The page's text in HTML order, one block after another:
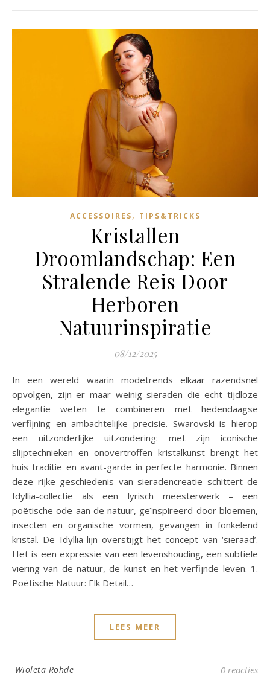
ACCESSOIRES, TIPS&TRICKS
Kristallen
Droomlandschap: Een
Stralende Reis Door
Herboren
Natuurinspiratie
08/12/2025
In een wereld waarin modetrends elkaar razendsnel
opvolgen, zijn er maar weinig sieraden die echt tijdloze
elegantie weten te combineren met hedendaagse
verfijning en ambachtelijke precisie. Swarovski is hierop
een uitzonderlijke uitzondering: met zijn iconische
slijptechnieken en onovertroffen kristalkunst brengt het
huis traditie en avant-garde in perfecte harmonie. Binnen
deze rijke geschiedenis van sieradencreatie schittert de
Idyllia-collectie als een lyrisch meesterwerk – een
poëtische ode aan de natuur, geïnspireerd door bloemen,
insecten en organische vormen, gevangen in fonkelend
kristal. De Idyllia-lijn overstijgt het concept van ‘sieraad’.
Het is een expressie van een levenshouding, een subtiele
viering van de natuur, de kunst en het verfijnde leven. 1.
Poëtische Natuur: Elk Detail…
LEES MEER
Wioleta Rohde 0 reacties